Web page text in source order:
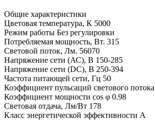
Общие характеристики
Цветовая температура, К 5000
Режим работы Без регулировки
Потребляемая мощность, Вт. 315
Световой поток, Лм. 56070
Напряжение сети (АС), В 150-285
Напряжение сети (DC), В 250-394
Частота питающей сети, Гц 50
Коэффициент пульсаций светового потока
Коэффициент мощности cos φ 0.98
Световая отдача, Лм/Вт 178
Класс энергетической эффективности A